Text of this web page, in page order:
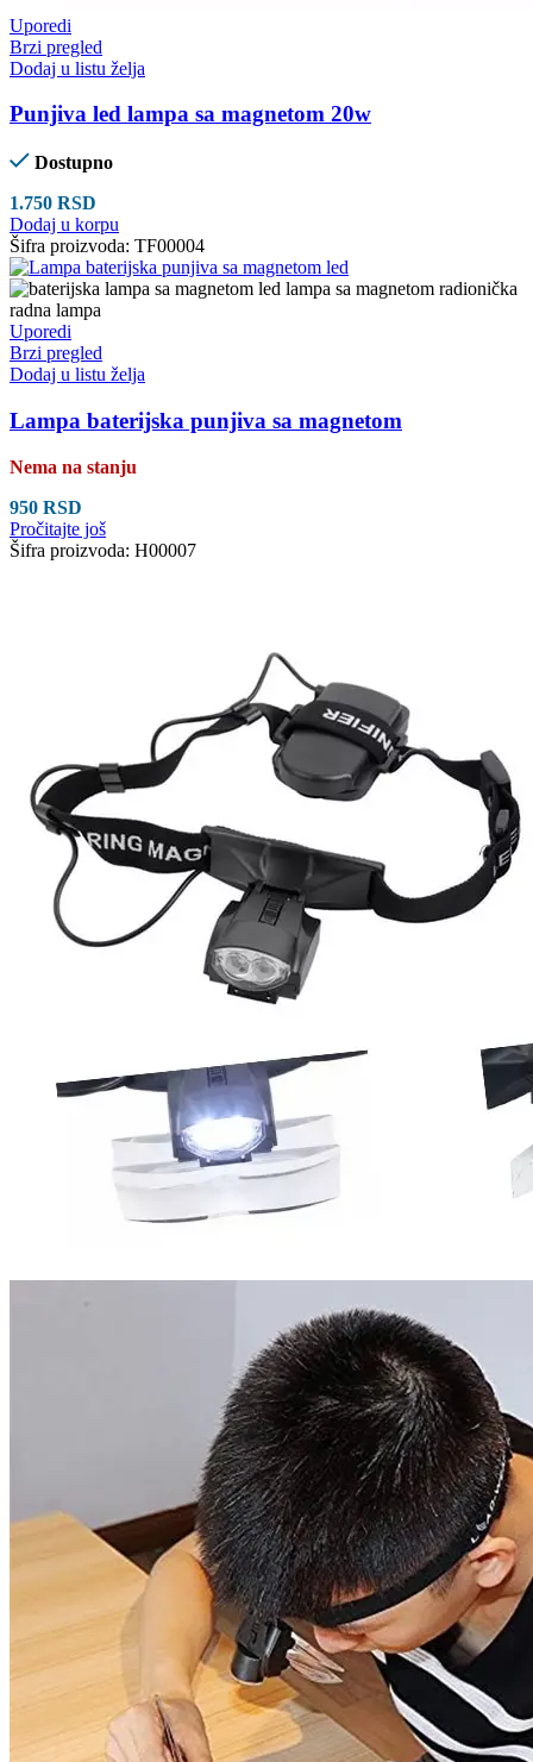
Uporedi
Brzi pregled
Dodaj u listu želja
Punjiva led lampa sa magnetom 20w
Dostupno
1.750 RSD
Dodaj u korpu
Šifra proizvoda: TF00004
Uporedi
Brzi pregled
Dodaj u listu želja
Lampa baterijska punjiva sa magnetom
Nema na stanju
950 RSD
Pročitajte još
Šifra proizvoda: H00007